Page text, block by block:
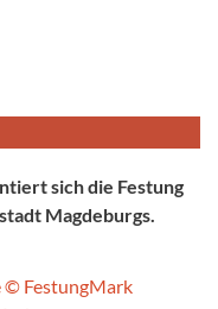
sich die Festung
Magdeburgs.